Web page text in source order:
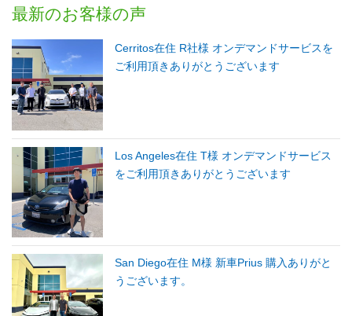
最新のお客様の声
Cerritos在住 R社様 オンデマンドサービスを
ご利用頂きありがとうございます
Los Angeles在住 T様 オンデマンドサービス
をご利用頂きありがとうございます
San Diego在住 M様 新車Prius 購入ありがと
うございます。